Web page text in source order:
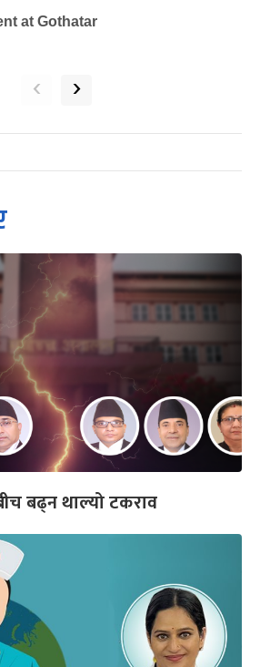
at Gothatar
‹ ›
बढ्न थाल्यो टकराव